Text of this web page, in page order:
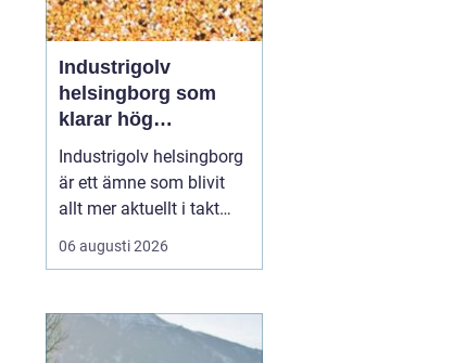
Industrigolv
helsingborg som
klarar hög
belastning och tuffa
krav
Industrigolv helsingborg
är ett ämne som blivit
allt mer aktuellt i takt
med att fler
verksamheter söker
lättskötta golvlösningar.
I moderna
06 augusti 2026